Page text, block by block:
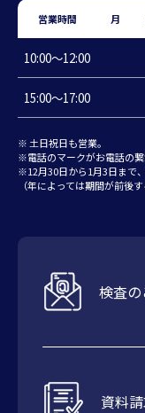
営業時間 月
10:00〜12:00
15:00〜17:00
※ 土日祝日も営業。
※電話のマークがお電話の繋
※12月30日から1月3日まで
（年によっては期間が前後
検査
資料